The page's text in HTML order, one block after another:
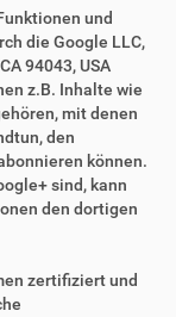
und
die Google LLC,
94043, USA
z.B. Inhalte wie
mit denen
den
können.
sind, kann
den dortigen
zertifiziert und